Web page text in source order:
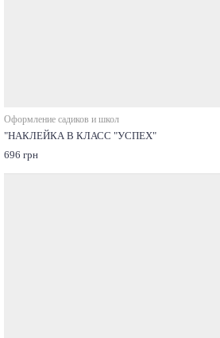
Оформление садиков и школ
"НАКЛЕЙКА В КЛАСС "УСПЕХ"
696 грн